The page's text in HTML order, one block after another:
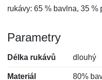
rukávy: 65 % bavlna, 35 %
Parametry
Délka rukávů dlouhý
Materiál 80%